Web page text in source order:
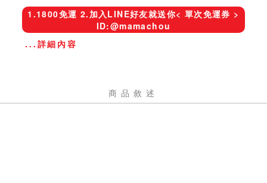
1.1800免運 2.加入LINE好友就送你< 單次免運券 >
ID:@mamachou
...詳細內容
商品敘述